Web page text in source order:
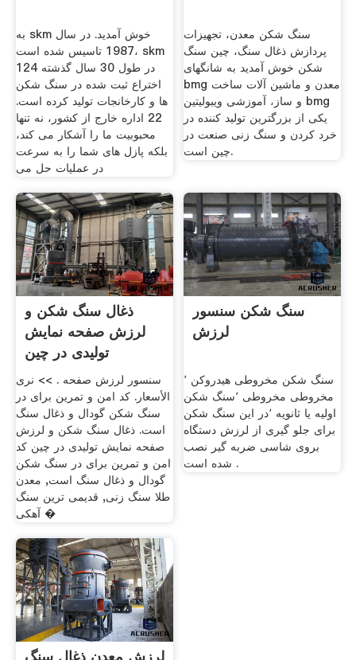
به skm خوش آمدید. در سال
1987 تاسیس شده است، skm
در طول 30 سال گذشته 124
اختراع ثبت شده در سنگ شکن
ها و کارخانجات تولید کرده است.
22 اداره خارج از کشور، نه تنها
محبوبیت ما را آشکار می کند،
بلکه پازل های شما را به سرعت
در عملیات حل می
سنگ شکن معدن، تجهیزات
پردازش ذغال سنگ، چین سنگ
شکن خوش آمدید به شانگهای
bmg معدن و ماشین آلات ساخت
و ساز، آموزشی ویبولیتین bmg
یکی از بزرگترین تولید کننده در
خرد کردن و سنگ زنی صنعت در
چین است.
ذغال سنگ شکن و
لرزش صفحه نمایش
تولیدی در چین
سنسور لرزش صفحه . >> نرى
الأسعار. کد امن و تمرین برای در
سنگ شکن گودال و ذغال سنگ
است. ذغال سنگ شکن و لرزش
صفحه نمایش تولیدی در چین کد
امن و تمرین برای در سنگ شکن
گودال و ذغال سنگ است, معدن
طلا سنگ زنی, قدیمی ترین سنگ
آهکی �
سنگ شکن سنسور
لرزش
سنگ شکن مخروطی هیدروکن ٬
مخروطی مخروطی ٬سنگ شکن
اولیه یا ثانویه ٬در این سنگ شکن
برای جلو گیری از لرزش دستگاه
بروی شاسی ضربه گیر نصب
شده است .